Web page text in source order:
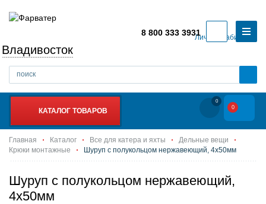
Личный кабинет
Владивосток
8 800 333 3931
КАТАЛОГ ТОВАРОВ
0
0
Главная Каталог Все для катера и яхты
Дельные вещи
Крюки монтажные
Шуруп с полукольцом нержавеющий, 4х50мм
Шуруп с полукольцом нержавеющий,
4х50мм